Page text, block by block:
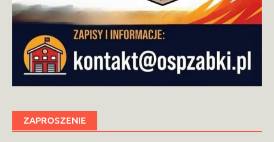
ZAPROSZENIE